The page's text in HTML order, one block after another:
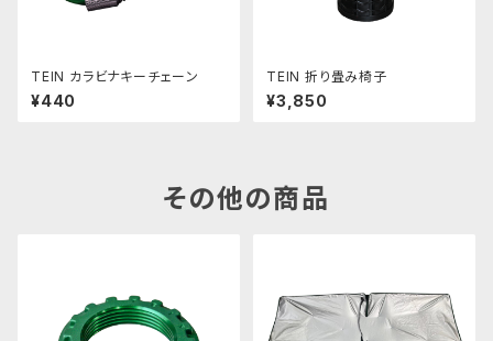
TEIN カラビナキーチェーン
¥440
TEIN 折り畳み椅子
¥3,850
その他の商品